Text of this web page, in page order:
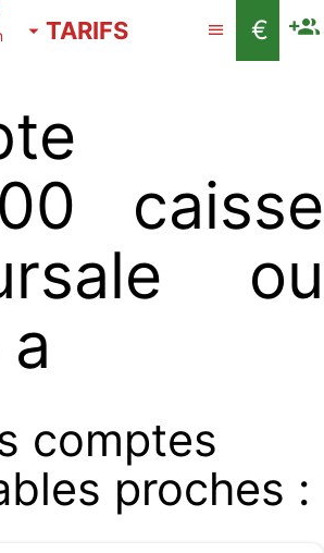
TARIFS €
caisse
ou
comptes
proches :